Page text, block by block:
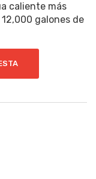
caliente más
galones de